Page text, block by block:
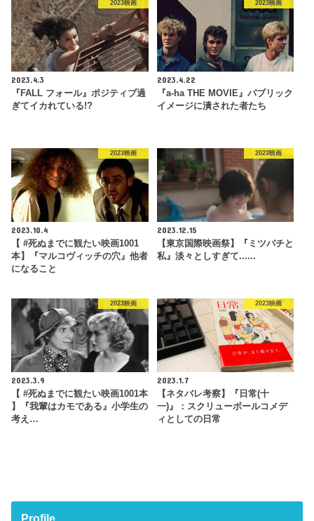
2023映画
2023.4.3
『FALL フォール』ポジティブ過
ぎてイカれている!?
2023映画
2023.4.22
『a-ha THE MOVIE』パブリック
イメージに潰された者たち
2023映画
2023.10.4
【 #死ぬまでに観たい映画1001
本】『マルコヴィッチの穴』他者
になること
2023映画
2023.12.15
【東京国際映画祭】『ミツバチと
私』淡々としすぎて......
2023映画
2023.3.9
【 #死ぬまでに観たい映画1001本
】『我輩はカモである』小学生の
考え…
2023映画
2023.1.7
【ネタバレ考察】『日常(十
一)』：スクリューボールコメデ
ィとしての日常
Profile